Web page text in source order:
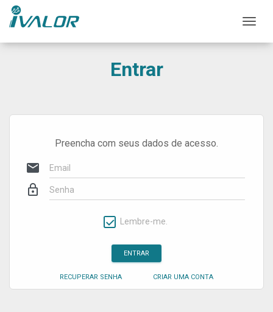
Entrar
Preencha com seus dados de acesso.
mail
lock_outline
Lembre-me.
ENTRAR
RECUPERAR SENHA CRIAR UMA CONTA